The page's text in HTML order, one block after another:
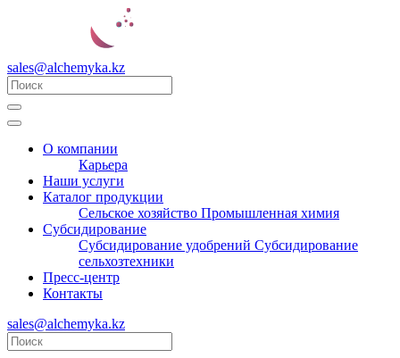
sales@alchemyka.kz
О компании
Карьера
Наши услуги
Каталог продукции
Сельское хозяйство Промышленная химия
Субсидирование
Субсидирование удобрений Субсидирование
сельхозтехники
Пресс-центр
Контакты
sales@alchemyka.kz